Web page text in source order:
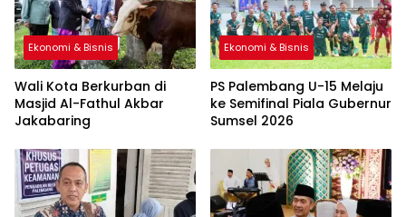
Ekonomi & Bisnis
Wali Kota Berkurban di
Masjid Al-Fathul Akbar
Jakabaring
Ekonomi & Bisnis
PS Palembang U-15 Melaju
ke Semifinal Piala Gubernur
Sumsel 2026